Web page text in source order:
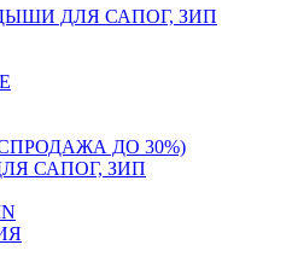
ДЛЯ САПОГ, ЗИП
ДО 30%)
САПОГ, ЗИП